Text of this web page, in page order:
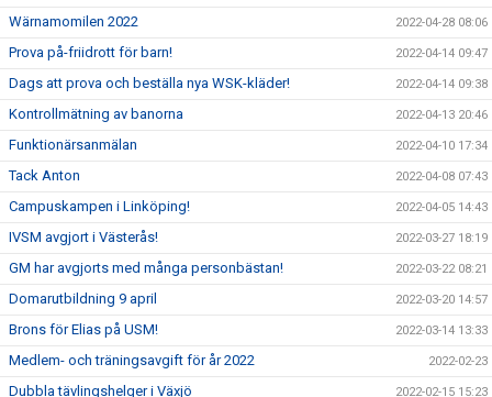
Wärnamomilen 2022 2022-04-28 08:06
Prova på-friidrott för barn! 2022-04-14 09:47
Dags att prova och beställa nya WSK-kläder! 2022-04-14 09:38
Kontrollmätning av banorna 2022-04-13 20:46
Funktionärsanmälan 2022-04-10 17:34
Tack Anton 2022-04-08 07:43
Campuskampen i Linköping! 2022-04-05 14:43
IVSM avgjort i Västerås! 2022-03-27 18:19
GM har avgjorts med många personbästan! 2022-03-22 08:21
Domarutbildning 9 april 2022-03-20 14:57
Brons för Elias på USM! 2022-03-14 13:33
Medlem- och träningsavgift för år 2022 2022-02-23
Dubbla tävlingshelger i Växjö 2022-02-15 15:23